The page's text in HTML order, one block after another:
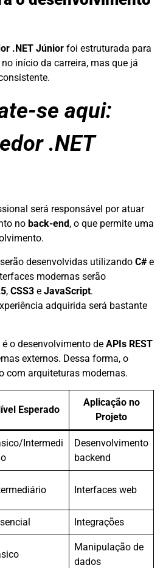
.NET Júnior foi estruturada para
início da carreira, mas que já
se aqui:
.NET
será responsável por atuar
no back-end, o que permite uma
desenvolvidas utilizando C#e
modernas serão
, CSS3 e JavaScript.
adquirida será bastante
o desenvolvimento de APIs REST
externos. Dessa forma, o
com arquiteturas modernas.
Esperado
Aplicação no
Projeto
Intermedi
Desenvolvimento
backend
Interfaces web
Integrações
Manipulação de
dados